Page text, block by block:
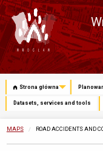
Strona główna
Datasets, services and tools
MAPS CURRENTLY:
ROAD ACCIDENTS AND